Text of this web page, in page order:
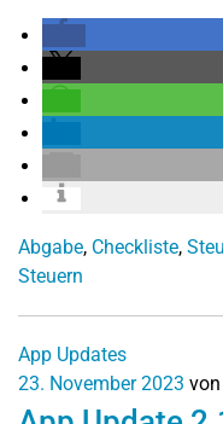
Abgabe, Checkliste,
Steuern
App Updates
23. November 2023 von